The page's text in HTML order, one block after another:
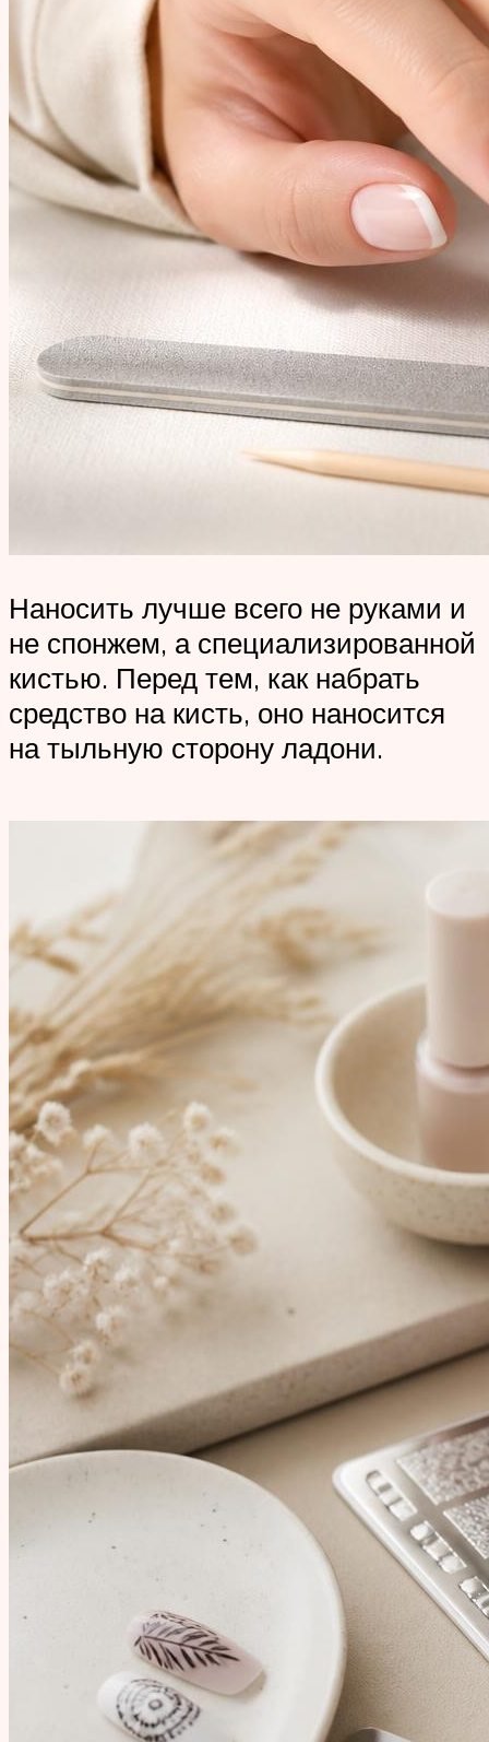
Наносить лучше всего не руками и
не спонжем, а специализированной
кистью. Перед тем, как набрать
средство на кисть, оно наносится
на тыльную сторону ладони.